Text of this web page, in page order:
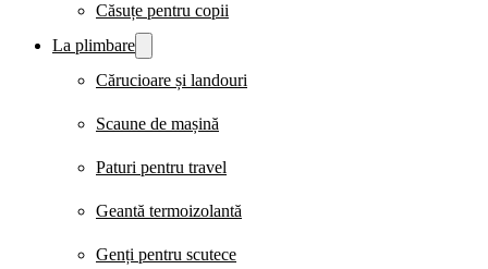
Căsuțe pentru copii
La plimbare
Cărucioare și landouri
Scaune de mașină
Paturi pentru travel
Geantă termoizolantă
Genți pentru scutece